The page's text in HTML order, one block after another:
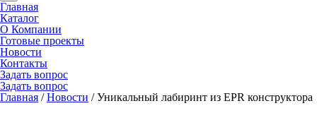
Главная
Каталог
О Компании
Готовые проекты
Новости
Контакты
Задать вопрос
Задать вопрос
Главная /Новости / Уникальный лабиринт из EPR конструктора